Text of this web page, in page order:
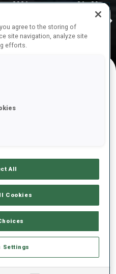
2026
26—29 nov.
IDREIdre
QUAL. FEMMES
QUAL. HOMMES
agree to the storing of
site navigation, analyze site
efforts.
All
Cookies
Settings